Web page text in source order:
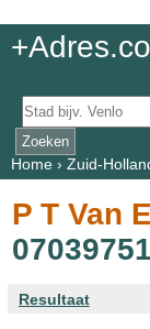
Home› Zuid-
P T Van
Resultaat